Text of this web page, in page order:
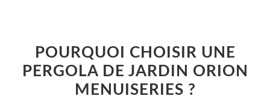
POURQUOI CHOISIR UNE
PERGOLA DE JARDIN ORION
MENUISERIES ?